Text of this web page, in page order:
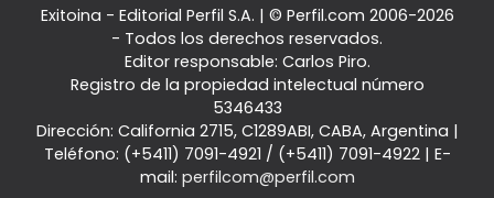
Exitoina - Editorial Perfil S.A. | © Perfil.com 2006-2026
- Todos los derechos reservados.
Editor responsable: Carlos Piro.
Registro de la propiedad intelectual número
5346433
Dirección: California 2715, C1289ABI, CABA, Argentina |
Teléfono: (+5411) 7091-4921 / (+5411) 7091-4922| E-
mail: perfilcom@perfil.com